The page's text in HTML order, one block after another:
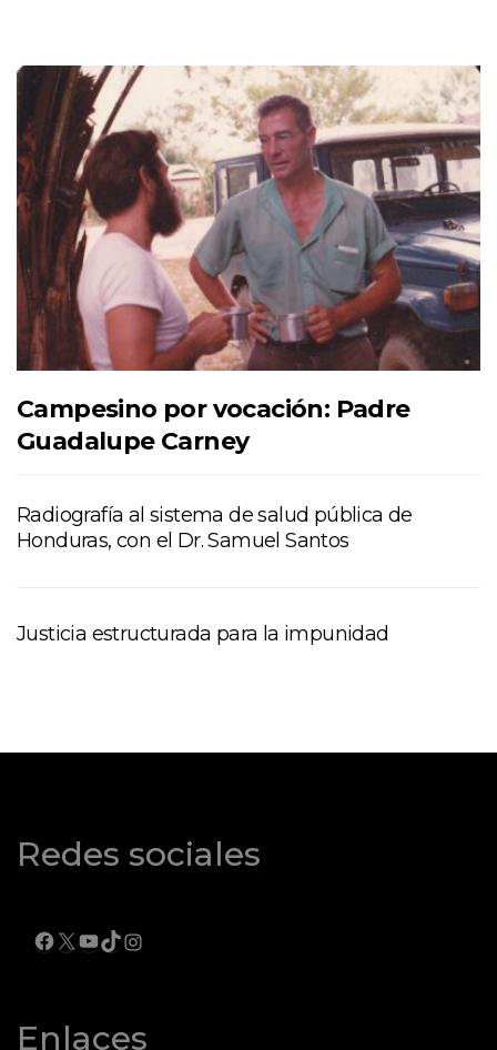
Campesino por vocación: Padre
Guadalupe Carney
Radiografía al sistema de salud pública de
Honduras, con el Dr. Samuel Santos
Justicia estructurada para la impunidad
Redes sociales
FACEBOOK
X YOUTUBE
TIKTOK
INSTAGRAM
Enlaces